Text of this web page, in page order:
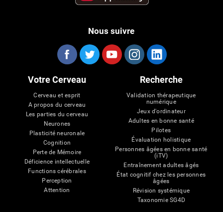
Nous suivre
Votre Cerveau
Cerveau et esprit
A propos du cerveau
Les parties du cerveau
Neurones
Plasticité neuronale
Cognition
Perte de Mémoire
Déficience intellectuelle
Functions cérébrales
Perception
Attention
Recherche
Validation thérapeutique
numérique
Jeux d'ordinateur
Adultes en bonne santé
Pilotes
Évaluation holistique
Personnes âgées en bonne santé
(iTV)
Entraînement adultes âgés
État cognitif chez les personnes
âgées
Révision systémique
Taxonomie SG4D